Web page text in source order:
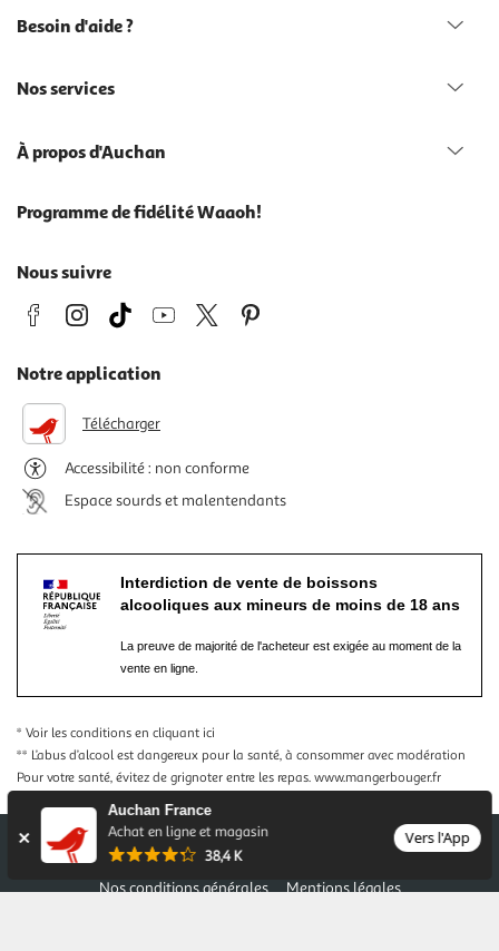
Auchan France
Achat en ligne et magasin
38,4 K
Vers l'App
Besoin d'aide ?
Nos services
À propos d'Auchan
Programme de fidélité Waaoh!
Nous suivre
Notre application
Télécharger
Accessibilité : non conforme
Espace sourds et malentendants
Interdiction de vente de boissons
alcooliques aux mineurs de moins de 18 ans
La preuve de majorité de l'acheteur est exigée au moment de la
vente en ligne.
* Voir les conditions en cliquant ici
** L’abus d’alcool est dangereux pour la santé, à consommer avec modération
Pour votre santé, évitez de grignoter entre les repas. www.mangerbouger.fr
Nos conditions générales
Mentions légales